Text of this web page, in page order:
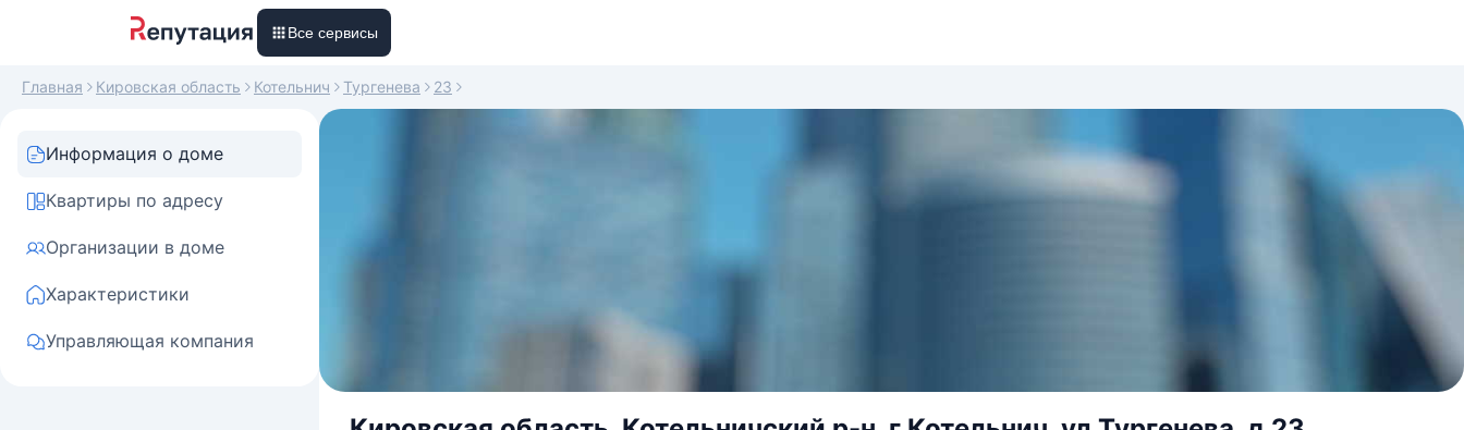
Все сервисы
Главная Кировская область Котельнич Тургенева 23
Информация о доме
Квартиры по адресу
Организации в доме
Характеристики
Управляющая компания